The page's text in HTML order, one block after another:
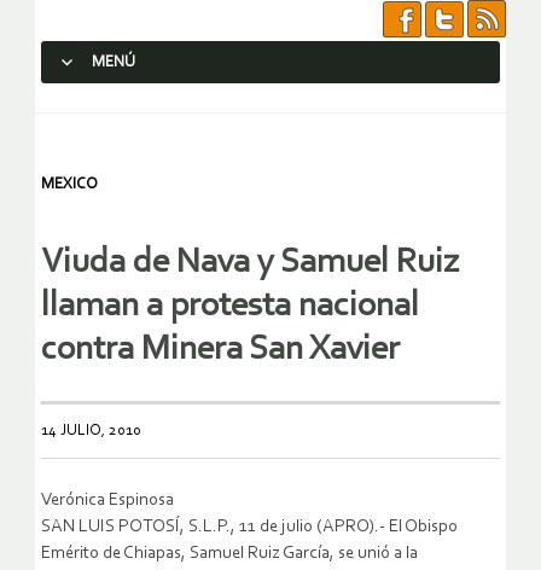
MENÚ
MEXICO
Viuda de Nava y Samuel Ruiz
llaman a protesta nacional
contra Minera San Xavier
14 JULIO, 2010
Verónica Espinosa
SAN LUIS POTOSÍ, S.L.P., 11 de julio (APRO).- El Obispo
Emérito de Chiapas, Samuel Ruiz García, se unió a la